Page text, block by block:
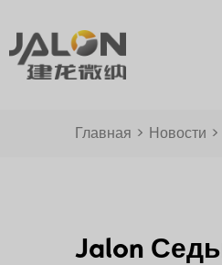
Главная > Новости >
Jalon